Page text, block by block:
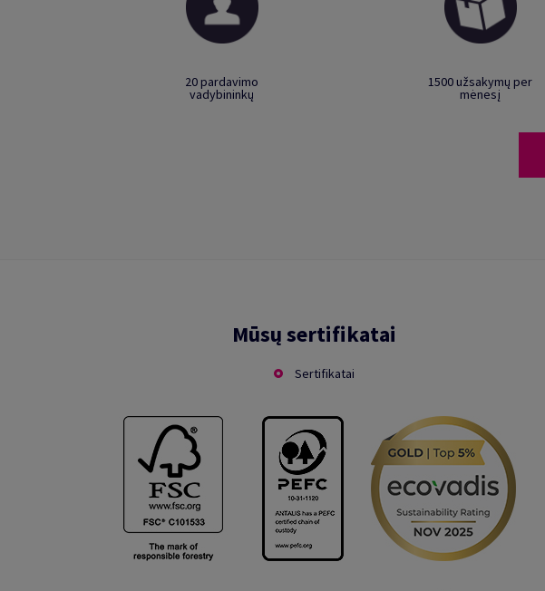
20 pardavimo
vadybininkų
1500 užsakymų per
mėnesį
Mūsų sertifikatai
Sertifikatai